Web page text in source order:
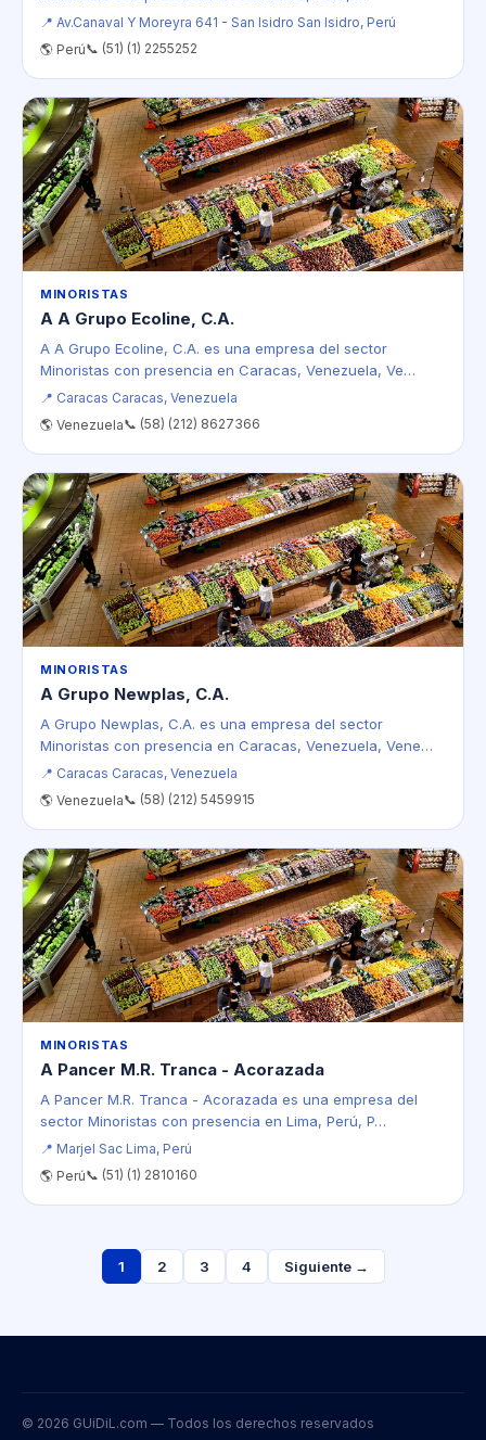
📍 Av.Canaval Y Moreyra 641 - San Isidro San Isidro, Perú
🌎 Perú📞 (51) (1) 2255252
MINORISTAS
A A Grupo Ecoline, C.A.
A A Grupo Ecoline, C.A. es una empresa del sector
Minoristas con presencia en Caracas, Venezuela, Ve…
📍 Caracas Caracas, Venezuela
🌎 Venezuela📞 (58) (212) 8627366
MINORISTAS
A Grupo Newplas, C.A.
A Grupo Newplas, C.A. es una empresa del sector
Minoristas con presencia en Caracas, Venezuela, Vene…
📍 Caracas Caracas, Venezuela
🌎 Venezuela📞 (58) (212) 5459915
MINORISTAS
A Pancer M.R. Tranca - Acorazada
A Pancer M.R. Tranca - Acorazada es una empresa del
sector Minoristas con presencia en Lima, Perú, P…
📍 Marjel Sac Lima, Perú
🌎 Perú📞 (51) (1) 2810160
1 2 3 4 Siguiente →
© 2026 GUiDiL.com — Todos los derechos reservados